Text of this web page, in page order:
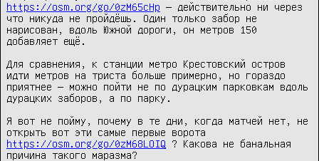
https://osm.org/go/0zM65cHp — действительно ни через
что никуда не пройдёшь. Один только забор не
нарисован, вдоль Южной дороги, он метров 150
добавляет ещё.
Для сравнения, к станции метро Крестовский остров
идти метров на триста больше примерно, но гораздо
приятнее — можно пойти не по дурацким парковкам вдоль
дурацких заборов, а по парку.
Я вот не пойму, почему в те дни, когда матчей нет, не
https://osm.org/go/0zM68LOIQ ? Какова не банальная
причина такого маразма?